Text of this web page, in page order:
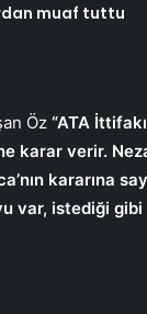
muaf tuttu
Öz “ATA
karar verir.
kararına
var, istediği